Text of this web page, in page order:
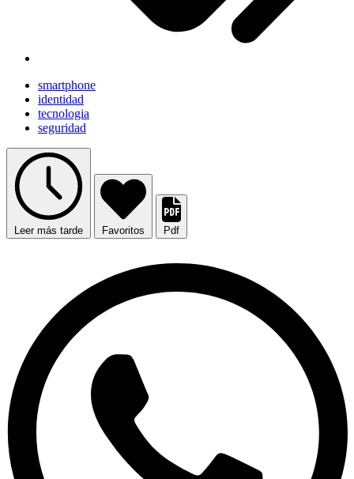
smartphone
identidad
tecnologia
seguridad
Leer más tarde Favoritos Pdf